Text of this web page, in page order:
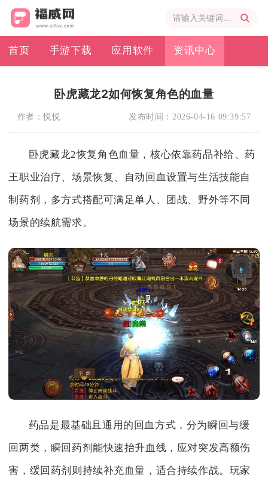
首页 手游下载 应用软件 资讯中心
卧虎藏龙2如何恢复角色的血量
作者：悦悦 发布时间： 2026-04-16 09:39:57
卧虎藏龙2恢复角色血量，核心依靠药品补给、药
王职业治疗、场景恢复、自动回血设置与生活技能自
制药剂，多方式搭配可满足单人、团战、野外等不同
场景的续航需求。
药品是最基础且通用的回血方式，分为瞬回与缓
回两类，瞬回药剂能快速抬升血线，应对突发高额伤
害，缓回药剂则持续补充血量，适合持续作战。玩家